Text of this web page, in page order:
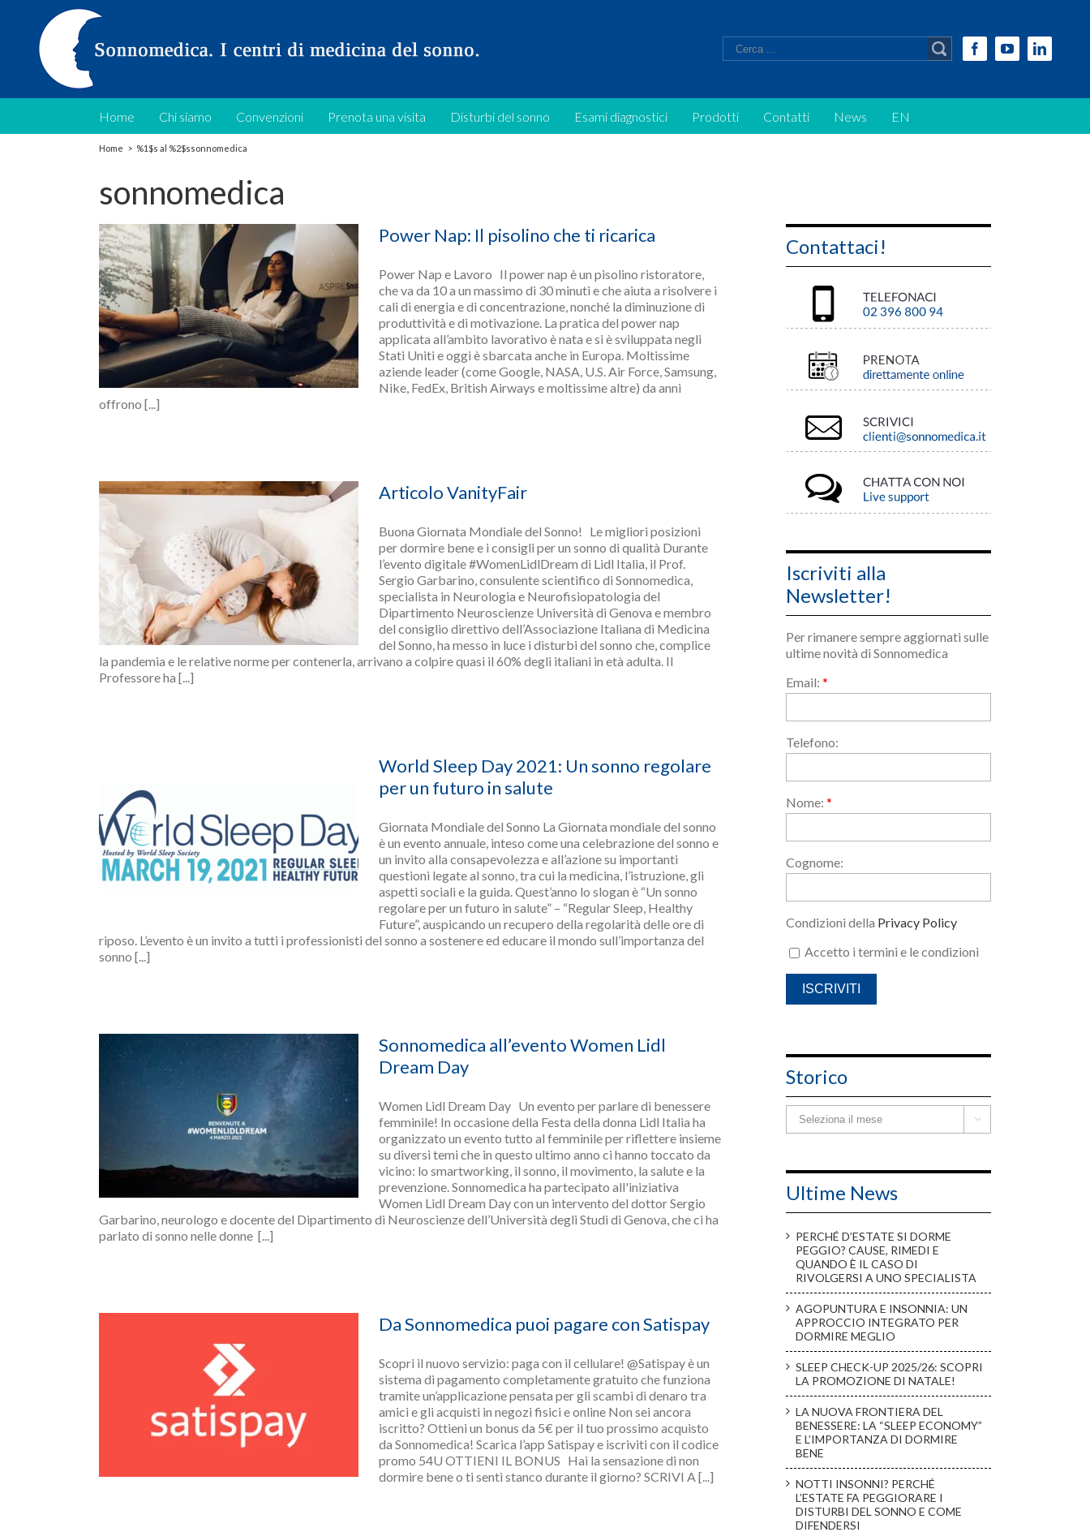
FacebookYoutube
Home Chi siamo Convenzioni Prenota una visita Disturbi del sonno Esami diagnostici Prodotti Contatti News EN
Home > %1$s al %2$ssonnomedica
sonnomedica
Power Nap: Il pisolino che ti ricarica
Power Nap e Lavoro Il power nap è un pisolino ristoratore,
che va da 10 a un massimo di 30 minuti e che aiuta a risolvere i
cali di energia e di concentrazione, nonché la diminuzione di
produttività e di motivazione. La pratica del power nap
applicata all’ambito lavorativo è nata e si è sviluppata negli
Stati Uniti e oggi è sbarcata anche in Europa. Moltissime
aziende leader (come Google, NASA, U.S. Air Force, Samsung,
Nike, FedEx, British Airways e moltissime altre) da anni
offrono [...]
Articolo VanityFair
Buona Giornata Mondiale del Sonno! Le migliori posizioni
per dormire bene e i consigli per un sonno di qualità Durante
l’evento digitale #WomenLidlDream di Lidl Italia, il Prof.
Sergio Garbarino, consulente scientifico di Sonnomedica,
specialista in Neurologia e Neurofisiopatologia del
Dipartimento Neuroscienze Università di Genova e membro
del consiglio direttivo dell’Associazione Italiana di Medicina
del Sonno, ha messo in luce i disturbi del sonno che, complice
la pandemia e le relative norme per contenerla, arrivano a colpire quasi il 60% degli italiani in età adulta. Il
Professore ha [...]
World Sleep Day 2021: Un sonno regolare
per un futuro in salute
Giornata Mondiale del Sonno La Giornata mondiale del sonno
è un evento annuale, inteso come una celebrazione del sonno e
un invito alla consapevolezza e all’azione su importanti
questioni legate al sonno, tra cui la medicina, l’istruzione, gli
aspetti sociali e la guida. Quest’anno lo slogan è “Un sonno
regolare per un futuro in salute” – “Regular Sleep, Healthy
Future”, auspicando un recupero della regolarità delle ore di
riposo. L’evento è un invito a tutti i professionisti del sonno a sostenere ed educare il mondo sull’importanza del
sonno [...]
Sonnomedica all’evento Women Lidl
Dream Day
Women Lidl Dream Day Un evento per parlare di benessere
femminile! In occasione della Festa della donna Lidl Italia ha
organizzato un evento tutto al femminile per riflettere insieme
su diversi temi che in questo ultimo anno ci hanno toccato da
vicino: lo smartworking, il sonno, il movimento, la salute e la
prevenzione. Sonnomedica ha partecipato all'iniziativa
Women Lidl Dream Day con un intervento del dottor Sergio
Garbarino, neurologo e docente del Dipartimento di Neuroscienze dell’Università degli Studi di Genova, che ci ha
parlato di sonno nelle donne [...]
Da Sonnomedica puoi pagare con Satispay
Scopri il nuovo servizio: paga con il cellulare! @Satispay è un
sistema di pagamento completamente gratuito che funziona
tramite un’applicazione pensata per gli scambi di denaro tra
amici e gli acquisti in negozi fisici e online Non sei ancora
iscritto? Ottieni un bonus da 5€ per il tuo prossimo acquisto
da Sonnomedica! Scarica l’app Satispay e iscriviti con il codice
promo 54U OTTIENI IL BONUS Hai la sensazione di non
dormire bene o ti senti stanco durante il giorno? SCRIVI A [...]
Contattaci!
Iscriviti alla
Newsletter!
Per rimanere sempre aggiornati sulle
ultime novità di Sonnomedica
Email: *
Telefono:
Nome: *
Cognome:
Condizioni della Privacy Policy
Accetto i termini e le condizioni
Storico
Storico 
Ultime News
PERCHÉ D’ESTATE SI DORME
PEGGIO? CAUSE, RIMEDI E
QUANDO È IL CASO DI
RIVOLGERSI A UNO SPECIALISTA
AGOPUNTURA E INSONNIA: UN
APPROCCIO INTEGRATO PER
DORMIRE MEGLIO
SLEEP CHECK-UP 2025/26: SCOPRI
LA PROMOZIONE DI NATALE!
LA NUOVA FRONTIERA DEL
BENESSERE: LA “SLEEP ECONOMY”
E L’IMPORTANZA DI DORMIRE
BENE
NOTTI INSONNI? PERCHÉ
L’ESTATE FA PEGGIORARE I
DISTURBI DEL SONNO E COME
DIFENDERSI